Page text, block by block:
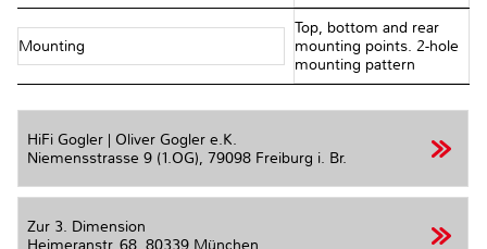
Mounting
Top, bottom and rear
mounting points. 2-hole
mounting pattern
HiFi Gogler | Oliver Gogler e.K.
Niemensstrasse 9 (1.OG), 79098 Freiburg i. Br.
Zur 3. Dimension
Heimeranstr. 68, 80339 München